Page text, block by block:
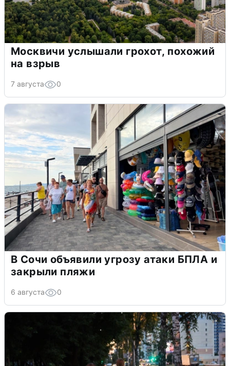
Москвичи услышали грохот, похожий
на взрыв
7 августа 0
В Сочи объявили угрозу атаки БПЛА и
закрыли пляжи
6 августа 0